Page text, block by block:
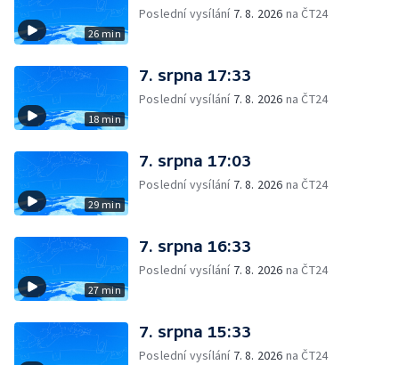
26 min
Poslední vysílání 7. 8. 2026 na ČT24
18 min
7. srpna 17:33
Poslední vysílání 7. 8. 2026 na ČT24
29 min
7. srpna 17:03
Poslední vysílání 7. 8. 2026 na ČT24
27 min
7. srpna 16:33
Poslední vysílání 7. 8. 2026 na ČT24
7. srpna 15:33
Poslední vysílání 7. 8. 2026 na ČT24